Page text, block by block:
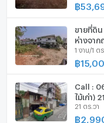
฿
ขายที่ดิน
ห่างจาก
ถมแล้ว เ
1 งาน/1 ตร
฿
Call :
ไม้เก่า)
ใกล้
21 ตร.วา
฿